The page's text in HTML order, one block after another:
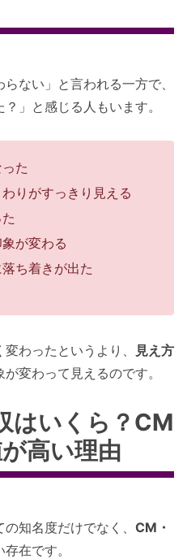
ない」と言われる一方で、
」と感じる人もいます。
た
りがすっきり見える
が変わる
ち着きが出た
わったというより、
見え方
が変わって見えるのです。
はいくら？CM
高い理由
知名度だけでなく、 CM・
在です。